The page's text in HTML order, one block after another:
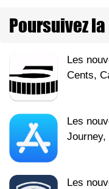
Poursuivez
Les
Cents,
Les
Les